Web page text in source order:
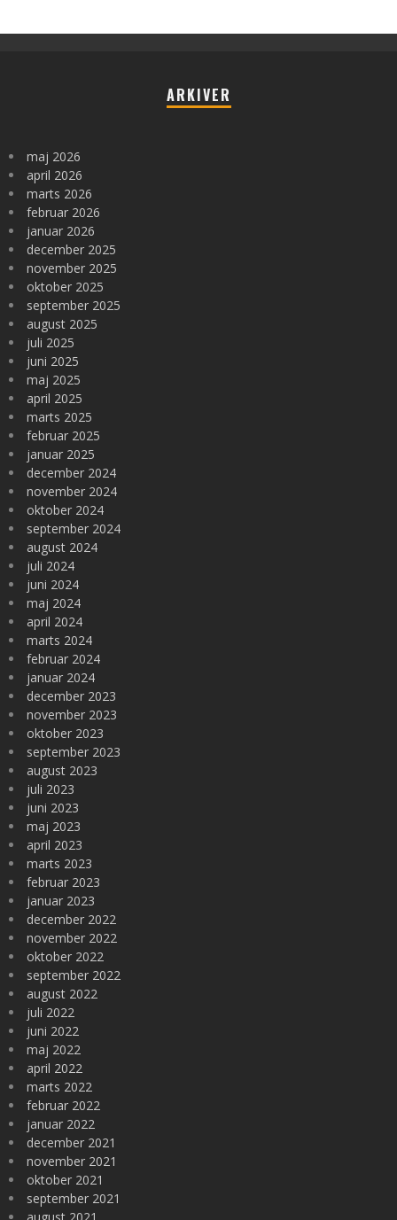
ARKIVER
maj 2026
april 2026
marts 2026
februar 2026
januar 2026
december 2025
november 2025
oktober 2025
september 2025
august 2025
juli 2025
juni 2025
maj 2025
april 2025
marts 2025
februar 2025
januar 2025
december 2024
november 2024
oktober 2024
september 2024
august 2024
juli 2024
juni 2024
maj 2024
april 2024
marts 2024
februar 2024
januar 2024
december 2023
november 2023
oktober 2023
september 2023
august 2023
juli 2023
juni 2023
maj 2023
april 2023
marts 2023
februar 2023
januar 2023
december 2022
november 2022
oktober 2022
september 2022
august 2022
juli 2022
juni 2022
maj 2022
april 2022
marts 2022
februar 2022
januar 2022
december 2021
november 2021
oktober 2021
september 2021